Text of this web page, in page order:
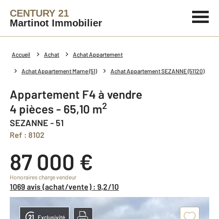
CENTURY 21
Martinot Immobilier
Accueil Achat Achat Appartement
Achat Appartement Marne (51) Achat Appartement SEZANNE (51120)
Appartement F4 à vendre
4 pièces - 65,10 m2
SEZANNE - 51
Ref : 8102
87 000 €
Honoraires charge vendeur
1069 avis (achat/vente) : 9,2/10
Exclusivité